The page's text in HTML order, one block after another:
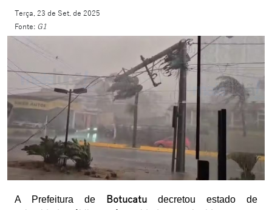
Terça, 23 de Set. de 2025
Fonte: G1
A Prefeitura de Botucatudecretou estado de